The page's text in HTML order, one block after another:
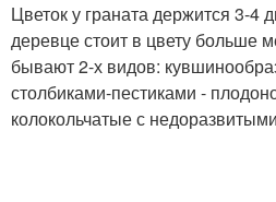
Цветок у граната держится 3-4
деревце стоит в цвету больше
бывают 2-х видов:
столбиками-пестиками -
колокольчатые с